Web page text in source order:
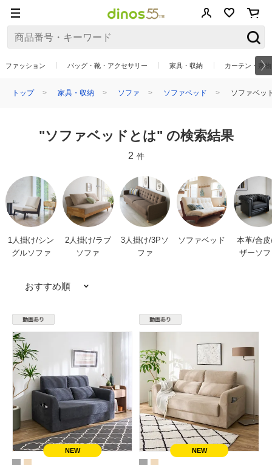
ファッション バッグ・靴・アクセサリー 家具・収納 カーテン・敷
トップ 家具・収納 ソファ ソファベッド ソファベッ
"ソファベッドとは" の検索結果
2 件
1人掛け/シン
グルソファ
2人掛け/ラブ
ソファ
3人掛け/3Pソ
ファ
ソファベッド
本革/合
ザーソ
おすすめ順